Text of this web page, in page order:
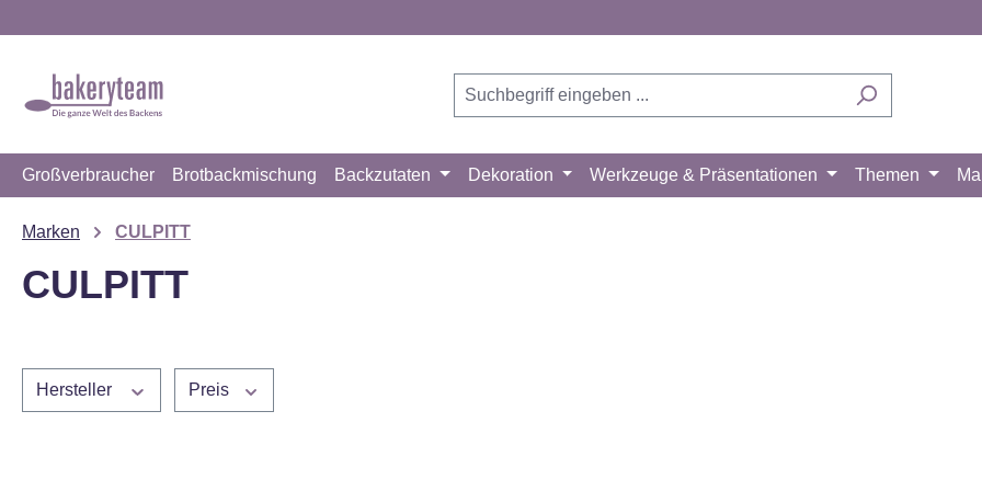
Großverbraucher Brotbackmischung Backzutaten Dekoration Werkzeuge & Präsentationen Themen
Marken CULPITT
CULPITT
Hersteller Preis